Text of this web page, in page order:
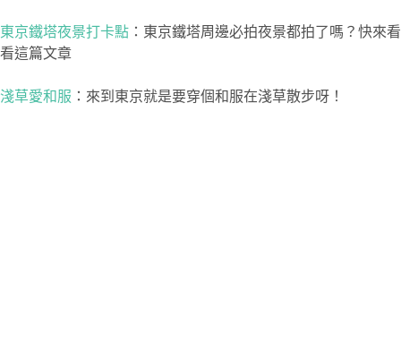
東京鐵塔夜景打卡點 ：東京鐵塔周邊必拍夜景都拍了嗎？快來看
看這篇文章
淺草愛和服 ：來到東京就是要穿個和服在淺草散步呀！